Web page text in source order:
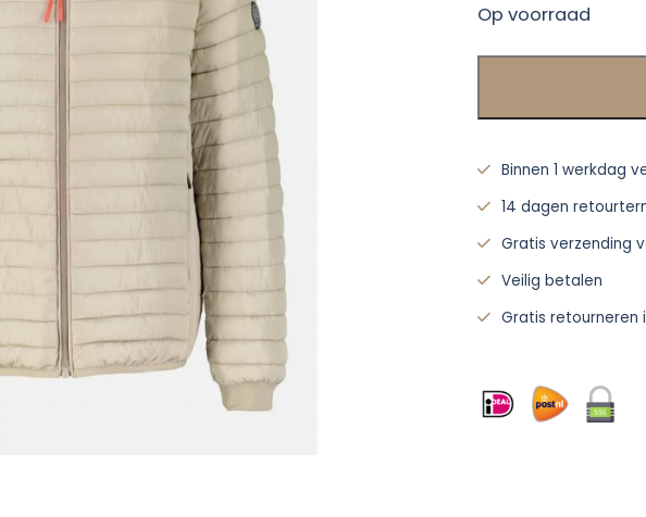
Op voorraad
Binnen 1 werkdag
14 dagen
Gratis verzending
Veilig betalen
Gratis retourneren